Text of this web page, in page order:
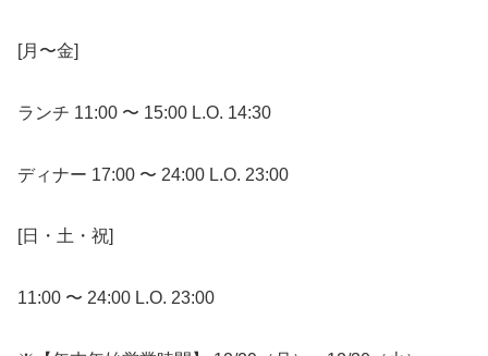
[月〜金]
ランチ 11:00 〜 15:00 L.O. 14:30
ディナー 17:00 〜 24:00 L.O. 23:00
[日・土・祝]
11:00 〜 24:00 L.O. 23:00